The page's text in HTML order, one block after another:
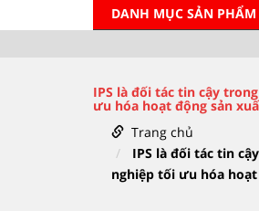
DANH MỤC SẢN PHẨM
IPS là đối tác tin cậy
ưu hóa hoạt động sản
Trang chủ
IPS là đối tác tin
nghiệp tối ưu hóa